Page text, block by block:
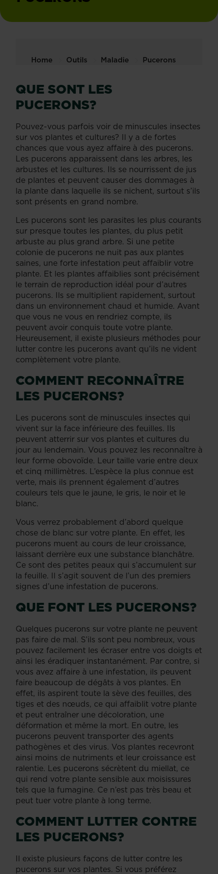
Home Outils Maladie Pucerons
QUE SONT LES
PUCERONS?
Pouvez-vous parfois voir de minuscules insectes
sur vos plantes et cultures? Il y a de fortes
chances que vous ayez affaire à des pucerons.
Les pucerons apparaissent dans les arbres, les
arbustes et les cultures. Ils se nourrissent de jus
de plantes et peuvent causer des dommages à
la plante dans laquelle ils se nichent, surtout s’ils
sont présents en grand nombre.
Les pucerons sont les parasites les plus courants
sur presque toutes les plantes, du plus petit
arbuste au plus grand arbre. Si une petite
colonie de pucerons ne nuit pas aux plantes
saines, une forte infestation peut affaiblir votre
plante. Et les plantes affaiblies sont précisément
le terrain de reproduction idéal pour d’autres
pucerons. Ils se multiplient rapidement, surtout
dans un environnement chaud et humide. Avant
que vous ne vous en rendriez compte, ils
peuvent avoir conquis toute votre plante.
Heureusement, il existe plusieurs méthodes pour
lutter contre les pucerons avant qu’ils ne vident
complètement votre plante.
COMMENT RECONNAÎTRE
LES PUCERONS?
Les pucerons sont de minuscules insectes qui
vivent sur la face inférieure des feuilles. Ils
peuvent atterrir sur vos plantes et cultures du
jour au lendemain. Vous pouvez les reconnaître à
leur forme obovoïde. Leur taille varie entre deux
et cinq millimètres. L’espèce la plus connue est
verte, mais ils prennent également d’autres
couleurs tels que le jaune, le gris, le noir et le
blanc.
Vous verrez probablement d’abord quelque
chose de blanc sur votre plante. En effet, les
pucerons muent au cours de leur croissance,
laissant derrière eux une substance blanchâtre.
Ce sont des petites peaux qui s’accumulent sur
la feuille. Il s’agit souvent de l’un des premiers
signes d’une infestation de pucerons.
QUE FONT LES PUCERONS?
Quelques pucerons sur votre plante ne peuvent
pas faire de mal. S’ils sont peu nombreux, vous
pouvez facilement les écraser entre vos doigts et
ainsi les éradiquer instantanément. Par contre, si
vous avez affaire à une infestation, ils peuvent
faire beaucoup de dégâts à vos plantes. En
effet, ils aspirent toute la sève des feuilles, des
tiges et des nœuds, ce qui affaiblit votre plante
et peut entraîner une décoloration, une
déformation et même la mort. En outre, les
pucerons peuvent transporter des agents
pathogènes et des virus. Vos plantes recevront
ainsi moins de nutriments et leur croissance est
ralentie. Les pucerons sécrètent du miellat, ce
qui rend votre plante sensible aux moisissures
tels que la fumagine. Ce n’est pas très beau et
peut tuer votre plante à long terme.
COMMENT LUTTER CONTRE
LES PUCERONS?
Il existe plusieurs façons de lutter contre les
pucerons sur vos plantes. Si vous préférez